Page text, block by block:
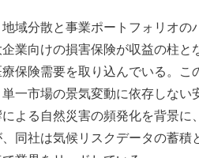
域分散と事業ポートフォリオ
業向けの損害保険が収益の柱
保険需要を取り込んでいる。
一市場の景気変動に依存しな
よる自然災害の頻発化を背景
同社は気候リスクデータの蓄